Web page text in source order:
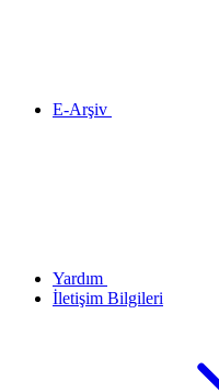
E-Arşiv
Yardım
İletişim Bilgileri